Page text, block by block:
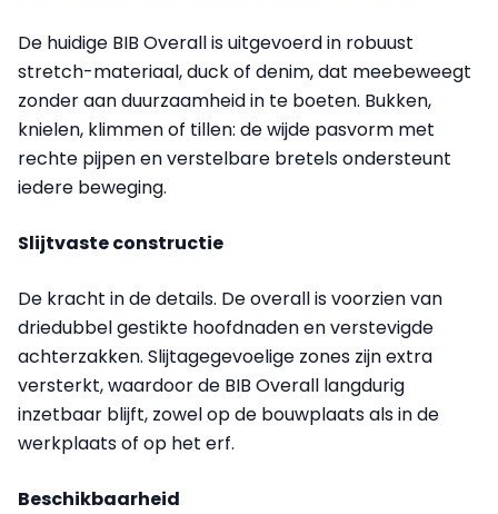
De huidige BIB Overall is uitgevoerd in robuust
stretch-materiaal, duck of denim, dat meebeweegt
zonder aan duurzaamheid in te boeten. Bukken,
knielen, klimmen of tillen: de wijde pasvorm met
rechte pijpen en verstelbare bretels ondersteunt
iedere beweging.
Slijtvaste constructie
De kracht in de details. De overall is voorzien van
driedubbel gestikte hoofdnaden en verstevigde
achterzakken. Slijtagegevoelige zones zijn extra
versterkt, waardoor de BIB Overall langdurig
inzetbaar blijft, zowel op de bouwplaats als in de
werkplaats of op het erf.
Beschikbaarheid